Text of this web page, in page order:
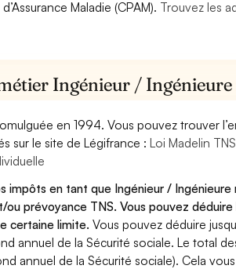
Maladie (CPAM). Trouvez les
Ingénieur /
en 1994. Vous pouvez trouver
sur le site de Légifrance :Loi Madelin
impôts en tant que Ingénieur /
prévoyance TNS. Vous pouvez
certaine limite.Vous pouvez déduire
annuel de la Sécurité sociale. Le total
annuel de la Sécurité sociale). Cela